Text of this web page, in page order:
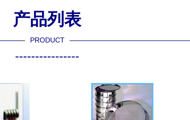
产品列表
PRODUCT
----------------